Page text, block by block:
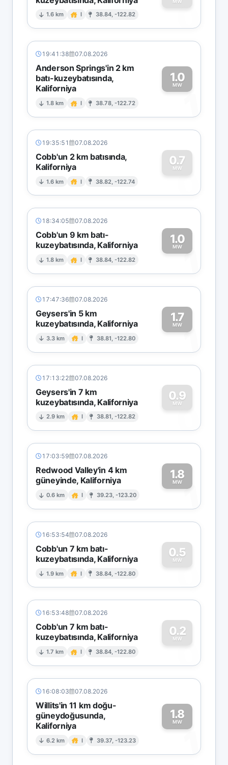
1.6 km I 38.84, -122.82
MW
0
19:41:38 07.08.2026
Anderson Springs'in 2 km
batı-kuzeybatısında,
Kaliforniya
1.8 km I 38.78, -122.72
1.0
MW
1
19:35:51 07.08.2026
Cobb'un 2 km batısında,
Kaliforniya
1.6 km I 38.82, -122.74
0.7
MW
0
18:34:05 07.08.2026
Cobb'un 9 km batı-
kuzeybatısında, Kaliforniya
1.8 km I 38.84, -122.82
1.0
MW1
17:47:36 07.08.2026
Geysers'in 5 km
kuzeybatısında, Kaliforniya
3.3 km I 38.81, -122.80
1.7
MW1
17:13:22 07.08.2026
Geysers'in 7 km
kuzeybatısında, Kaliforniya
2.9 km I 38.81, -122.82
0.9
MW
0
17:03:59 07.08.2026
Redwood Valley'in 4 km
güneyinde, Kaliforniya
0.6 km I 39.23, -123.20
1.8
MW1
16:53:54 07.08.2026
Cobb'un 7 km batı-
kuzeybatısında, Kaliforniya
1.9 km I 38.84, -122.80
0.5
MW
0
16:53:48 07.08.2026
Cobb'un 7 km batı-
kuzeybatısında, Kaliforniya
1.7 km I 38.84, -122.80
0.2
MW
0
16:08:03 07.08.2026
Willits'in 11 km doğu-
güneydoğusunda,
Kaliforniya
6.2 km I 39.37, -123.23
1.8
MW
1